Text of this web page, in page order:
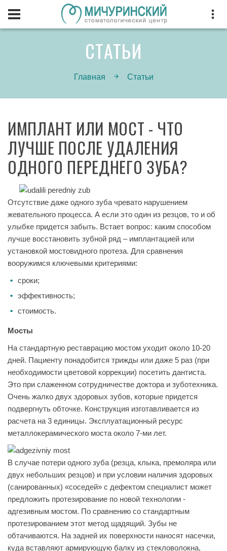
СТАТЬИ
Главная Статьи
ИМПЛАНТ ИЛИ МОСТ - ЧТО
ЛУЧШЕ ПОСЛЕ УДАЛЕНИЯ
ОДНОГО ПЕРЕДНЕГО ЗУБА?
Отсутствие даже одного зуба чревато нарушением
жевательного процесса. А если это один из резцов, то и об
улыбке придется забыть. Встает вопрос: каким способом
лучше восстановить зубной ряд – имплантацией или
установкой мостовидного протеза. Для сравнения
вооружимся ключевыми критериями:
сроки;
эффективность;
стоимость.
Мосты
На стандартную реставрацию мостом уходит около 10-20
дней. Пациенту понадобится трижды или даже 5 раз (при
необходимости цветовой коррекции) посетить дантиста.
Это при слаженном сотрудничестве доктора и зуботехника.
Очень жалко двух здоровых зубов, которые придется
подвергнуть обточке. Конструкция изготавливается из
расчета на 3 единицы. Эксплуатационный ресурс
металлокерамического моста около 7-ми лет.
В случае потери одного зуба (резца, клыка, премоляра или
двух небольших резцов) и при условии наличия здоровых
(санированных) «соседей» с дефектом специалист может
предложить протезирование по новой технологии -
адгезивным мостом. По сравнению со стандартным
протезированием этот метод щадящий. Зубы не
обтачиваются. На задней их поверхности наносят насечки,
куда вставляют армирующую балку из стекловолокна,